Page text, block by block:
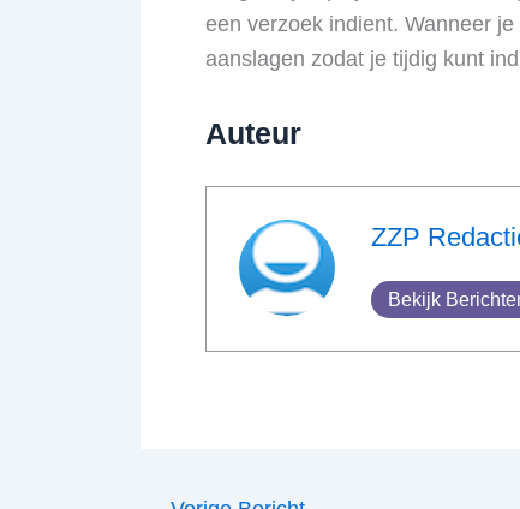
een verzoek indient. Wanneer
aanslagen zodat je tijdig kunt
Auteur
ZZP
Bekijk